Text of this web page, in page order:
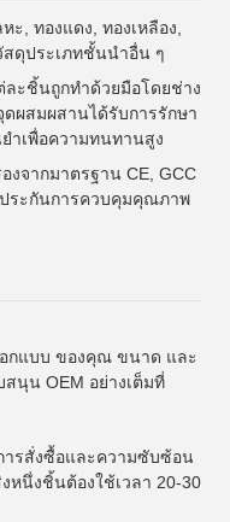
, ทองแดง, ทองเหลือง,
สดุประเภทชั้นนําอื่น ๆ
ะชิ้นถูกทําด้วยมือโดยช่าง
ผสมผสานได้รับการรักษา
าเพื่อความทนทานสูง
งจากมาตรฐาน CE, GCC
ระกันการควบคุมคุณภาพ
อกแบบ ของคุณ ขนาด และ
สนุน OEM อย่างเต็มที่
ารสั่งซื้อและความซับซ้อน
นึ่งชิ้นต้องใช้เวลา 20-30